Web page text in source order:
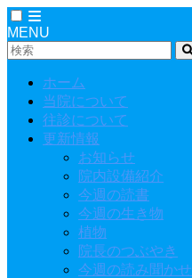
MENU
ホーム
当院について
往診について
更新情報
お知らせ
院内設備紹介
今週の読書
今週の生き物
植物
院長のつぶやき
今週の読み聞かせ